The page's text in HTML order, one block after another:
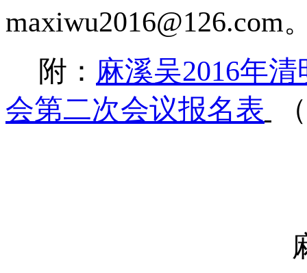
maxiwu2016@126.com
附： 麻溪吴2016年清
会第二次会议报名表